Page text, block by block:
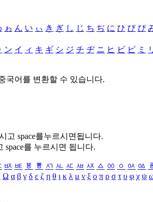
ゎ ん い ぃ き ぎ し じ ち ぢ に ひ び ぴ
ン イ ィ キ ギ シ ジ チ ヂ ニ ヒ ビ ピ ミ
국어를 변환할 수 있습니다.
고 space를누르시면됩니다.
space를 누르시면 됩니다.
ㅶ ㅷ ㅸ ㅹ ㅺ ㅻ ㅼ ㅽ ㅾ ㅿ ㆀ ㆁ ㆂ ㆃ
Ω α β γ δ ε ζ η θ ι κ λ μ ν ξ ο π ρ σ τ υ φ χ ψ